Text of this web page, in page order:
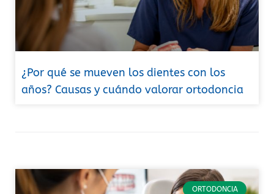
¿Por qué se mueven los dientes con los
años? Causas y cuándo valorar ortodoncia
ORTODONCIA